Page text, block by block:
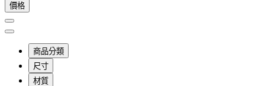
價格
商品分類
尺寸
材質